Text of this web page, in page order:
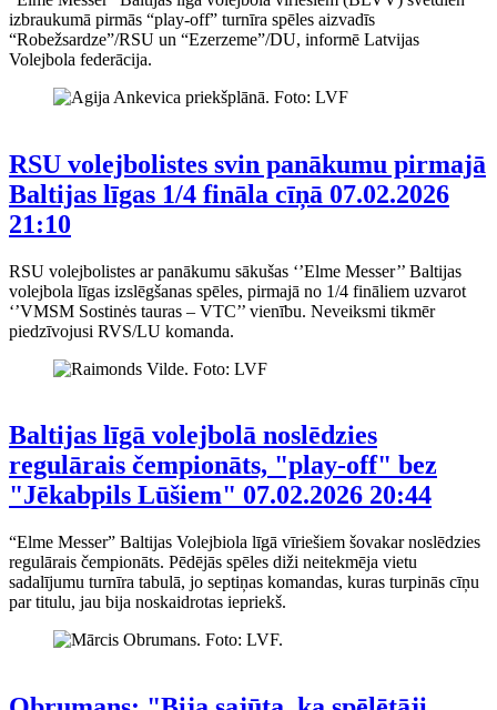
izbraukumā pirmās “play-off” turnīra spēles aizvadīs
“Robežsardze”/RSU un “Ezerzeme”/DU, informē Latvijas
Volejbola federācija.
RSU volejbolistes svin panākumu pirmajā
Baltijas līgas 1/4 fināla cīņā 07.02.2026
21:10
RSU volejbolistes ar panākumu sākušas ‘’Elme Messer’’ Baltijas
volejbola līgas izslēgšanas spēles, pirmajā no 1/4 fināliem uzvarot
‘’VMSM Sostinės tauras – VTC’’ vienību. Neveiksmi tikmēr
piedzīvojusi RVS/LU komanda.
Baltijas līgā volejbolā noslēdzies
regulārais čempionāts, "play-off" bez
"Jēkabpils Lūšiem" 07.02.2026 20:44
“Elme Messer” Baltijas Volejbiola līgā vīriešiem šovakar noslēdzies
regulārais čempionāts. Pēdējās spēles diži neitekmēja vietu
sadalījumu turnīra tabulā, jo septiņas komandas, kuras turpinās cīņu
par titulu, jau bija noskaidrotas iepriekš.